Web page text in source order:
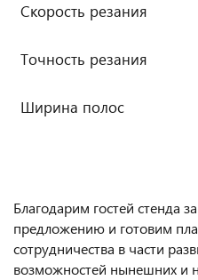
Скорость резания
Точность резания
Ширина полос
Благодарим гостей стенда
предложению и готовим
сотрудничества в части
возможностей нынешних и